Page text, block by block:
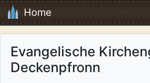
Home
Evangelische
Deckenpfronn